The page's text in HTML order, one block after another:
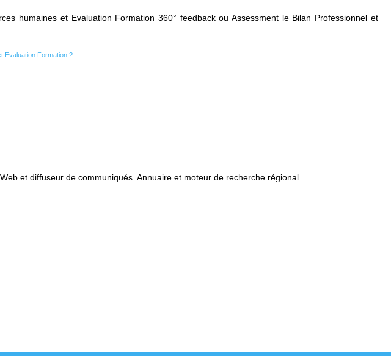
humaines et Evaluation Formation 360° feedback ou Assessment le Bilan Professionnel et
Evaluation Formation ?
et diffuseur de communiqués. Annuaire et moteur de recherche régional.